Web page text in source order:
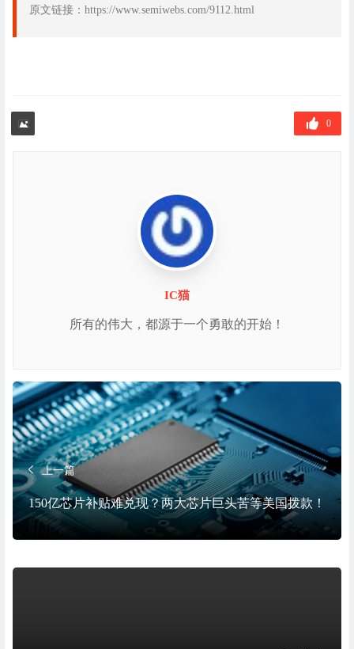
原文链接：https://www.semiwebs.com/9112.html
0
IC猫
所有的伟大，都源于一个勇敢的开始！
上一篇
150亿芯片补贴难兑现？两大芯片巨头苦等美国拨款！